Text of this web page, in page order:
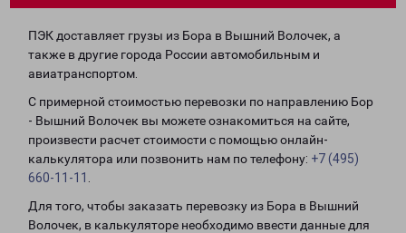
ПЭК доставляет грузы из Бора в Вышний Волочек, а
также в другие города России автомобильным и
авиатранспортом.
С примерной стоимостью перевозки по направлению Бор
- Вышний Волочек вы можете ознакомиться на сайте,
произвести расчет стоимости с помощью онлайн-
калькулятора или позвонить нам по телефону: +7 (495)
660-11-11
Для того, чтобы заказать перевозку из Бора в Вышний
Волочек, в калькуляторе необходимо ввести данные для